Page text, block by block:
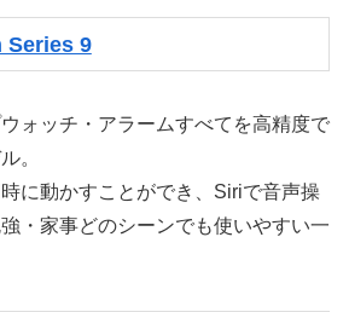
Series 9
ォッチ・アラームすべてを高精度で
。
に動かすことができ、Siriで音声操
・家事どのシーンでも使いやすい一